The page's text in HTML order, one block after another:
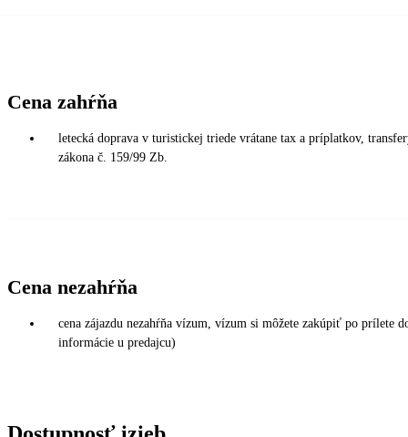
Cena zahŕňa
letecká doprava v turistickej triede vrátane tax a príplatkov,
zákona č. 159/99 Zb.
Cena nezahŕňa
cena zájazdu nezahŕňa vízum, vízum si môžete zakúpiť po prílete
informácie u predajcu)